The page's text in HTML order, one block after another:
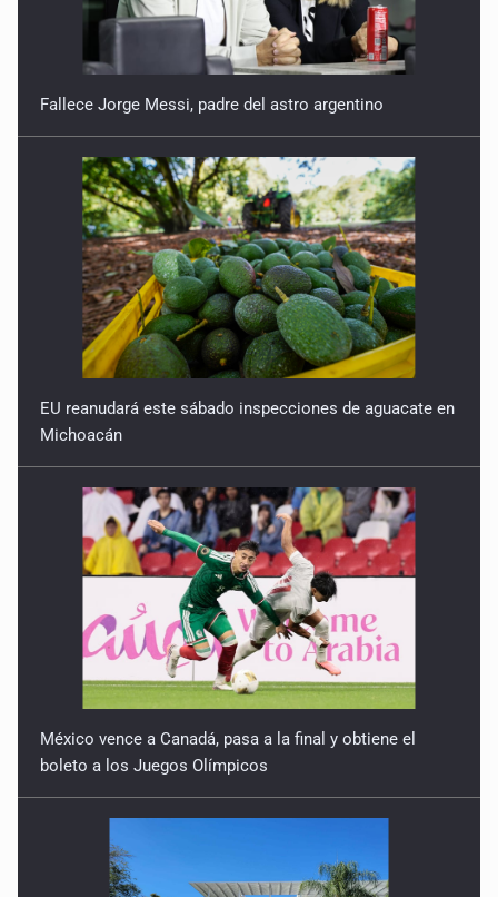
10 de Febrero de 2026
Reconocer también es retribuir
3 de Febrero de 2026
Precarización femenina
20 de Enero de 2026
SCJN y alimentos
13 de Enero de 2026
Ser mujer en el 2026
6 de Enero de 2026
Fallece Jorge Messi, padre del astro argentino
EU reanudará este sábado inspecciones de aguacate en
Michoacán
México vence a Canadá, pasa a la final y obtiene el
boleto a los Juegos Olímpicos